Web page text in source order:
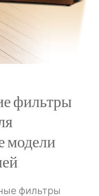
фильтры
модели
фильтры